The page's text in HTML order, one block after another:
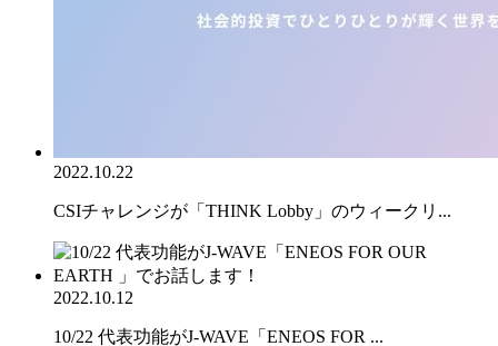
2022.10.22
CSIチャレンジが「THINK Lobby」のウィークリ...
2022.10.12
10/22 代表功能がJ-WAVE「ENEOS FOR ...